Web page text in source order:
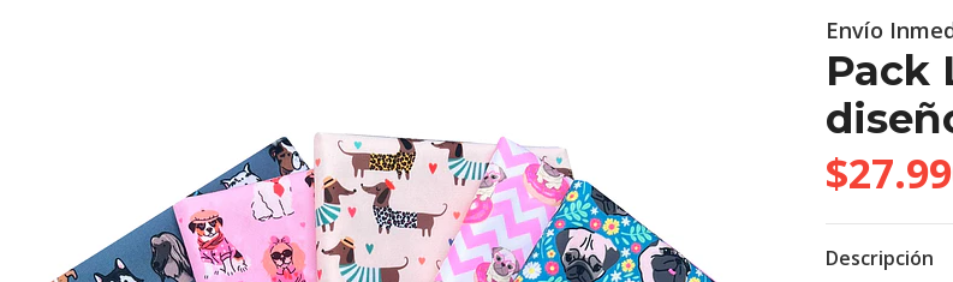
Envío
Pack
Descripción